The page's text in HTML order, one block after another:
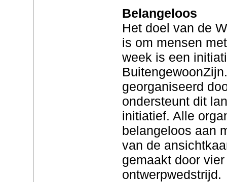
Belangeloos
Het doel van de
is om mensen
week is een
georganiseerd
ondersteunt dit
initiatief. Alle
belangeloos aan
van de
gemaakt door
ontwerpwedstrijd.